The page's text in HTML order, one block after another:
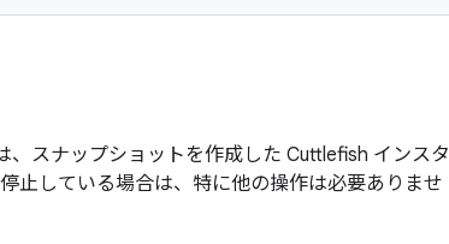
スナップショットを作成した Cuttlefish インスタ
止している場合は、特に他の操作は必要ありませ